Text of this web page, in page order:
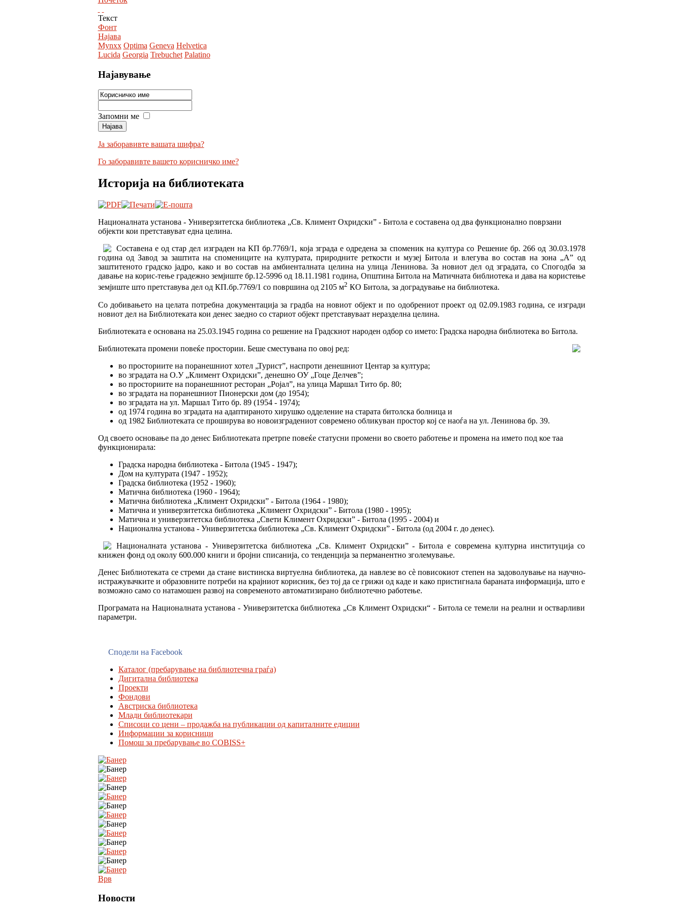
Текст
Фонт
Најава
Mynxx Optima Geneva Helvetica
Lucida Georgia Trebuchet Palatino
Најавување
Запомни ме
Ја заборавивте вашата шифра?
Го заборавивте вашето корисничко име?
Историја на библиотеката
Националната установа - Универзитетска библиотека „Св. Климент Охридски” - Битола е составена од два функционално поврзани
објекти кои претставуват една целина.
Составена е од стар дел изграден на КП бр.7769/1, која зграда е одредена за споменик на култура со Решение бр. 266 од 30.03.1978
година од Завод за заштита на спомениците на културата, природните реткости и музеј Битола и влегува во состав на зона „А” од
заштитеното градско јадро, како и во состав на амбиенталната целина на улица Ленинова. За новиот дел од зградата, со Спогодба за
давање на корис-тење градежно земјиште бр.12-5996 од 18.11.1981 година, Општина Битола на Матичната библиотека и дава на користење
земјиште што претставува дел од КП.бр.7769/1 со површина од 2105 м2 КО Битола, за доградување на библиотека.
Со добивањето на целата потребна документација за градба на новиот објект и по одобрениот проект од 02.09.1983 година, се изгради
новиот дел на Библиотеката кои денес заедно со стариот објект претставуваат неразделна целина.
Библиотеката е основана на 25.03.1945 година со решение на Градскиот народен одбор со името: Градска народна библиотека во Битола.
Библиотеката промени повеќе простории. Беше сместувана по овој ред:
во просториите на поранешниот хотел „Турист”, наспроти денешниот Центар за култура;
во зградата на О.У „Климент Охридски”, денешно ОУ „Гоце Делчев”;
во просториите на поранешниот ресторан „Ројал”, на улица Маршал Тито бр. 80;
во зградата на поранешниот Пионерски дом (до 1954);
во зградата на ул. Маршал Тито бр. 89 (1954 - 1974);
од 1974 година во зградата на адаптираното хирушко одделение на старата битолска болница и
од 1982 Библиотеката се проширува во новоизградениот современо обликуван простор кој се наоѓа на ул. Ленинова бр. 39.
Од своето основање па до денес Библиотеката претрпе повеќе статусни промени во своето работење и промена на името под кое таа
функционирала:
Градска народна библиотека - Битола (1945 - 1947);
Дом на културата (1947 - 1952);
Градска библиотека (1952 - 1960);
Матична библиотека (1960 - 1964);
Матична библиотека „Климент Охридски” - Битола (1964 - 1980);
Матична и универзитетска библиотека „Климент Охридски” - Битола (1980 - 1995);
Матична и универзитетска библиотека „Свети Климент Охридски” - Битола (1995 - 2004) и
Национална установа - Универзитетска библиотека „Св. Климент Охридски” - Битола (од 2004 г. до денес).
Националната установа - Универзитетска библиотека „Св. Климент Охридски” - Битола е современа културна институција со
книжен фонд од околу 600.000 книги и бројни списанија, со тенденција за перманентно зголемување.
Денес Библиотеката се стреми да стане вистинска виртуелна библиотека, да навлезе во сè повисокиот степен на задоволување на научно-
истражувачките и образовните потреби на крајниот корисник, без тој да се грижи од каде и како пристигнала бараната информација, што е
возможно само со натамошен развој на современото автоматизирано библиотечно работење.
Програмата на Националната установа - Универзитетска библиотека „Св Климент Охридски“ - Битола се темели на реални и остварливи
параметри.
Сподели на Facebook
Каталог (пребарување на библиотечна граѓа)
Дигитална библиотека
Проекти
Фондови
Австриска библиотека
Млади библиотекари
Списоци со цени – продажба на публикации од капиталните едиции
Информации за корисници
Помош за пребарување во COBISS+
Врв
Новости